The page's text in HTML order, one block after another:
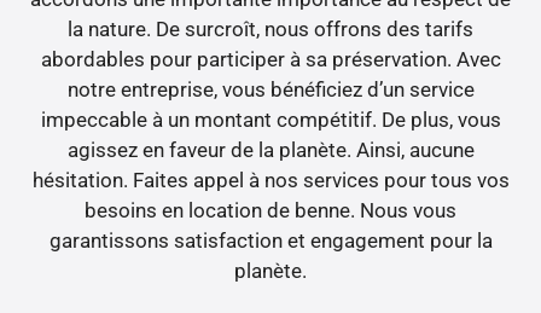
la nature. De surcroît, nous offrons des tarifs
abordables pour participer à sa préservation. Avec
notre entreprise, vous bénéficiez d’un service
impeccable à un montant compétitif. De plus, vous
agissez en faveur de la planète. Ainsi, aucune
hésitation. Faites appel à nos services pour tous vos
besoins en location de benne. Nous vous
garantissons satisfaction et engagement pour la
planète.